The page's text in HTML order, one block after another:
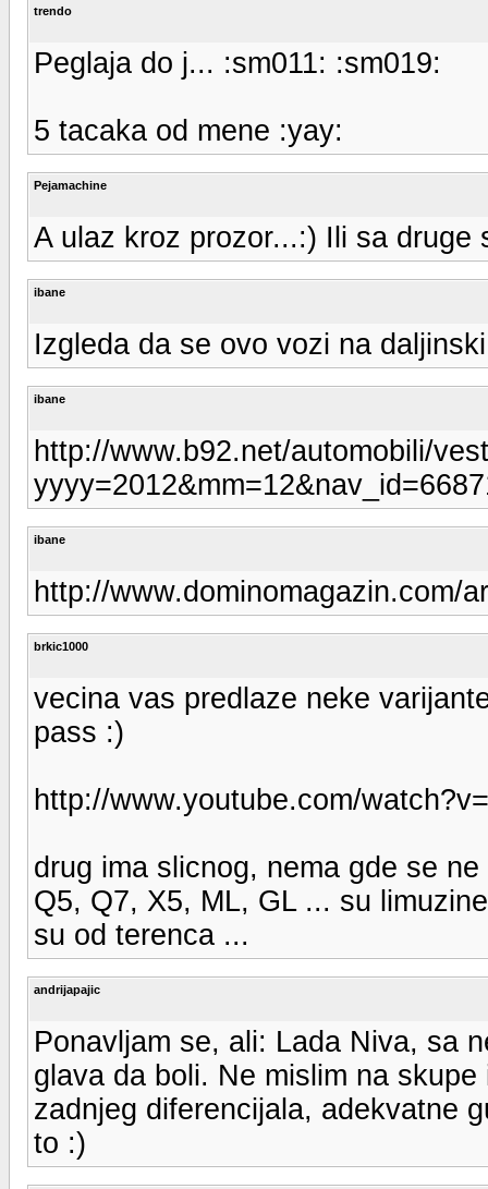
trendo
Peglaja do j... :sm011: :sm019:
5 tacaka od mene :yay:
Pejamachine
A ulaz kroz prozor...:) Ili sa druge
ibane
Izgleda da se ovo vozi na
ibane
http://www.b92.net/automobili/
ibane
http://www.dominomagazin.com/
brkic1000
vecina vas predlaze neke
pass :)
http://www.youtube.com/
drug ima slicnog, nema gde se
Q5, Q7, X5, ML, GL ... su
su od terenca ...
andrijapajic
Ponavljam se, ali: Lada Niva, sa
glava da boli. Ne mislim na
zadnjeg diferencijala, adekvatne
to :)